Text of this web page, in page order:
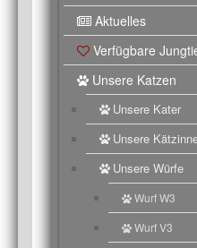
Aktuelles
Verfügbare
Unsere Katzen
Unsere Kater
Unsere
Unsere Würfe
Wurf W3
Wurf V3